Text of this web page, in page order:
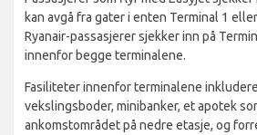
kan avgå fra gater i enten Terminal 1
Ryanair-passasjerer sjekker inn på
innenfor begge terminalene.
Fasiliteter innenfor terminalene
vekslingsboder, minibanker, et apotek
ankomstområdet på nedre etasje, og